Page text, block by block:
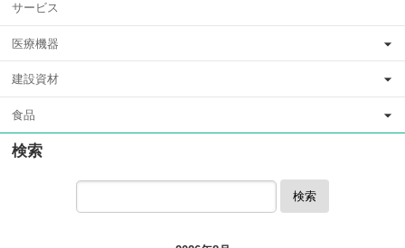
サービス
医療機器
建設資材
食品
検索
検索